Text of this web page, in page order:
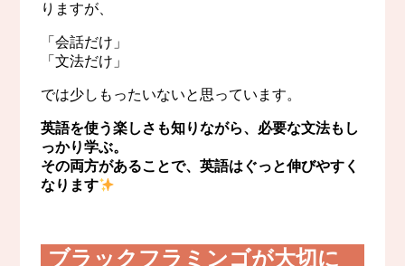
りますが、
「会話だけ」
「文法だけ」
では少しもったいないと思っています。
英語を使う楽しさも知りながら、必要な文法もし
っかり学ぶ。
その両方があることで、英語はぐっと伸びやすく
なります
ブラックフラミンゴが大切に